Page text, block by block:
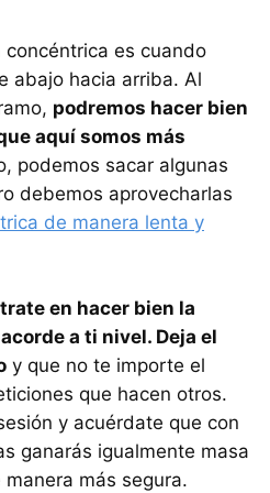
concéntrica es cuando
abajo hacia arriba. Al
podremos hacer bien
aquí somos más
podemos sacar algunas
debemos aprovecharlas
de manera lenta y
en hacer bien la
a ti nivel. Deja el
y que no te importe el
que hacen otros.
y acuérdate que con
ganarás igualmente masa
más segura.